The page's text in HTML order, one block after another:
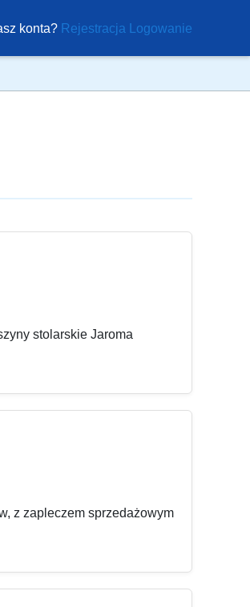
konta? Rejestracja Logowanie
stolarskie Jaroma
z zapleczem sprzedażowym